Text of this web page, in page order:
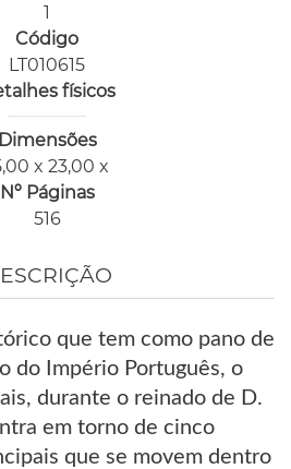
1
Código
LT010615
físicos
Dimensões
x 23,00 x
Nº Páginas
516
que tem como pano de
do Império Português, o
durante o reinado de D.
em torno de cinco
que se movem dentro